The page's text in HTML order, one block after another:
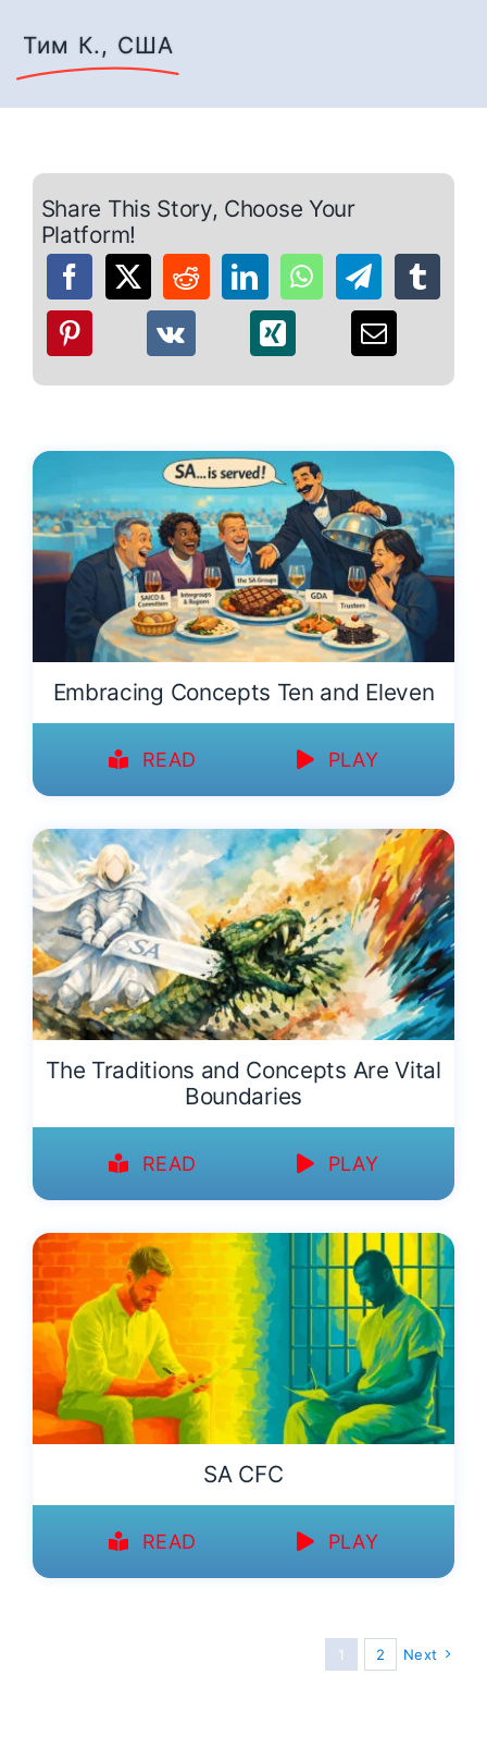
Тим К., США
Share This Story, Choose Your
Platform!
Embracing Concepts Ten and Eleven
READ PLAY
The Traditions and Concepts Are Vital
Boundaries
READ PLAY
SA CFC
READ PLAY
1 2 Next